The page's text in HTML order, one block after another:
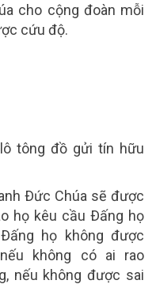
cho cộng đoàn mỗi
cứu độ.
tông đồ gửi tín hữu
Ðức Chúa sẽ được
họ kêu cầu Ðấng họ
họ không được
không có ai rao
nếu không được sai